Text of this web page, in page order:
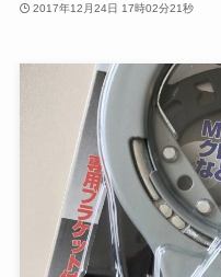
2017年12月24日 17時02分21秒